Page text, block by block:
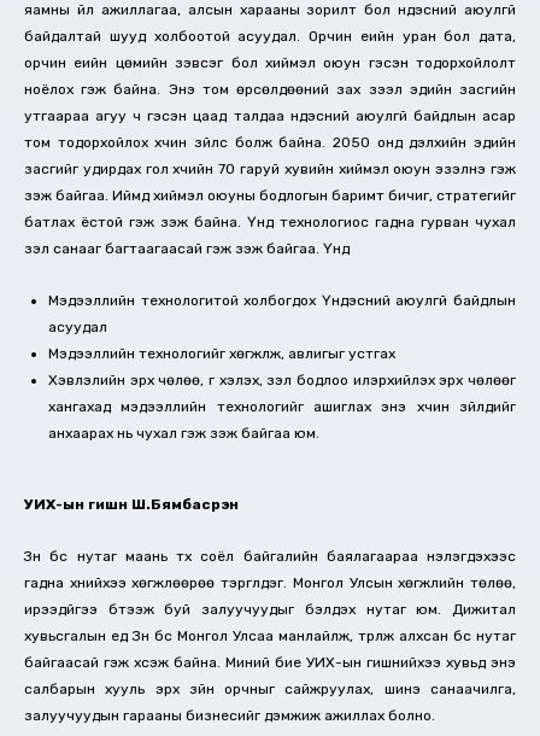
яамны үйл ажиллагаа, алсын харааны зорилт бол үндэсний аюулгүй
байдалтай шууд холбоотой асуудал. Орчин үеийн уран бол дата,
орчин үеийн цөмийн зэвсэг бол хиймэл оюун гэсэн тодорхойлолт
ноёлох гэж байна. Энэ том өрсөлдөөний зах зээл эдийн засгийн
утгаараа агуу ч гэсэн цаад талдаа үндэсний аюулгүй байдлын асар
том тодорхойлох хүчин зүйлс болж байна. 2050 онд дэлхийн эдийн
засгийг удирдах гол хүчийн 70 гаруй хувийн хиймэл оюун эзэлнэ гэж
үзэж байгаа. Иймд хиймэл оюуны бодлогын баримт бичиг, стратегийг
батлах ёстой гэж үзэж байна. Үүнд технологиос гадна гурван чухал
үзэл санааг багтаагаасай гэж үзэж байгаа. Үүнд
Мэдээллийн технологитой холбогдох Үндэсний аюулгүй байдлын
асуудал
Мэдээллийн технологийг хөгжүүлж, авлигыг устгах
Хэвлэлийн эрх чөлөө, үг хэлэх, үзэл бодлоо илэрхийлэх эрх чөлөөг
хангахад мэдээллийн технологийг ашиглах энэ хүчин зүйлүүдийг
анхаарах нь чухал гэж үзэж байгаа юм.
УИХ-ын гишүүн Ш.Бямбасүрэн
Зүүн бүс нутаг маань түүх соёл байгалийн баялагаараа үнэлэгдэхээс
гадна хүнийхээ хөгжлөөрөө тэргүүлдэг. Монгол Улсын хөгжлийн төлөө,
ирээдүйгээ бүтээж буй залуучуудыг бэлдэх нутаг юм. Дижитал
хувьсгалын үед Зүүн бүс Монгол Улсаа манлайлж, түрүүлж алхсан бүс нутаг
байгаасай гэж хүсэж байна. Миний бие УИХ-ын гишүүнийхээ хувьд энэ
салбарын хууль эрх зүйн орчныг сайжруулах, шинэ санаачилга,
залуучуудын гарааны бизнесийг дэмжиж ажиллах болно.